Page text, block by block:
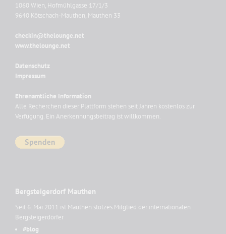
1060 Wien, Hofmühlgasse 17/1/3
9640 Kötschach-Mauthen, Mauthen 33
checkin@thelounge.net
www.thelounge.net
Datenschutz
Impressum
Ehrenamtliche Information
Alle Recherchen dieser Plattform stehen seit Jahren kostenlos zur
Verfügung. Ein Anerkennungsbeitrag ist willkommen.
Bergsteigerdorf Mauthen
Seit 6. Mai 2011 ist Mauthen stolzes Mitglied der internationalen
Bergsteigerdörfer
#blog